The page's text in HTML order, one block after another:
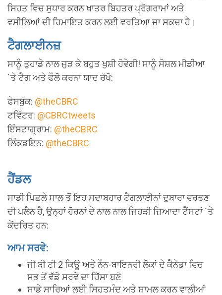
ਸਿਹਤ ਵਿਚ ਸੁਧਾਰ ਕਰਨ ਖਾਤਰ ਬਿਹਤਰ ਪ੍ਰੋਗਰਾਮਾਂ ਅਤੇ
ਵਸੀਲਿਆਂ ਦੀ ਹਿਮਾਇਤ ਕਰਨ ਲਈ ਵਰਤਿਆ ਜਾ ਸਕਦਾ ਹੈ।
ਟੈਗਲਾਈਨਜ਼
ਸਾਨੂੰ ਤੁਹਾਡੇ ਨਾਲ ਜੁੜ ਕੇ ਬਹੁਤ ਖੁਸ਼ੀ ਹੋਵੇਗੀ! ਸਾਨੂੰ ਸੋਸ਼ਲ ਮੀਡੀਆ
`ਤੇ ਟੈਗ ਅਤੇ ਫੌਲੋ ਕਰਨਾ ਯਾਦ ਰੱਖੋ:
ਫੇਸਬੁੱਕ: @theCBRC
ਟਵਿੱਟਰ: @CBRCtweets
ਇੰਸਟਾਗ੍ਰਾਮ: @theCBRC
ਲਿੰਕਡਇਨ: @theCBRC
ਹੈਂਡਲ
ਸਾਡੀ ਪਿਛਲੇ ਸਾਲ ਤੋਂ ਇਹ ਸਦਾਬਹਾਰ ਟੈਗਲਾਈਨਾਂ ਦੁਬਾਰਾ ਵਰਤਣ
ਦੀ ਪਲੈਨ ਹੈ, ਉਨ੍ਹਾਂ ਹੋਰਨਾਂ ਦੇ ਨਾਲ ਨਾਲ ਜਿਹੜੀ ਜ਼ਿਆਦਾ ਟੈੱਸਟਾਂ `ਤੇ
ਕੇਂਦਰਿਤ ਹਨ:
ਆਮ ਸਰਵੇ:
ਜੀ ਬੀ ਟੀ 2 ਕਿਊ ਅਤੇ ਨੌਨ-ਬਾਇਨਰੀ ਲੋਕਾਂ ਦੇ ਕੈਨੇਡਾ ਵਿਚ
ਸਭ ਤੋਂ ਵੱਡੇ ਸਰਵੇ ਦਾ ਹਿੱਸਾ ਬਣੋ
ਸਾਡੇ ਸਾਰਿਆਂ ਲਈ ਸਿਹਤਮੰਦ ਅਤੇ ਸ਼ਾਮਲ ਕਰਨ ਵਾਲੀਆਂ